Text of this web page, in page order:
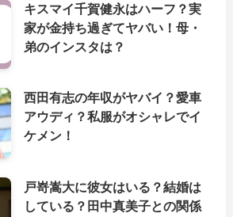
キスマイ千賀健永はハーフ？実
家が金持ち過ぎてヤバい！母・
弟のインスタは？
西田有志の年収がヤバイ？愛車
アウディ？私服がオシャレでイ
ケメン！
戸嵜嵩大に彼女はいる？結婚は
している？田中真美子との関係